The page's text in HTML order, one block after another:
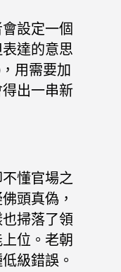
設定一個
達的意思
用需要加
出一串新
懂官場之
頭真偽，
掃落了領
位。老朝
級錯誤。